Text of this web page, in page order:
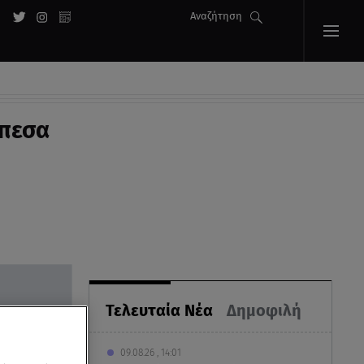
Αναζήτηση
Τελευταία Νέα Δημοφιλή
09.08.26 , 14:01